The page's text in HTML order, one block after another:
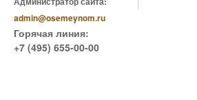
admin@osemeynom.ru
Горячая линия:
+7 (495) 655-00-00